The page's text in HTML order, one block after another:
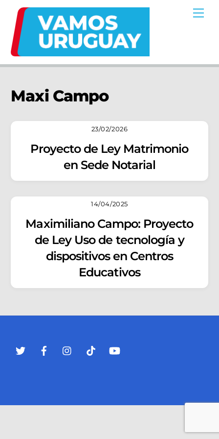
content
Maxi Campo
23/02/2026
Proyecto de Ley Matrimonio
en Sede Notarial
14/04/2025
Maximiliano Campo: Proyecto
de Ley Uso de tecnología y
dispositivos en Centros
Educativos